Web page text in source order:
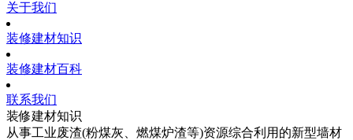
关于我们
装修建材知识
装修建材百科
联系我们
装修建材知识
从事工业废渣(粉煤灰、燃煤炉渣等)资源综合利用的新型墙材